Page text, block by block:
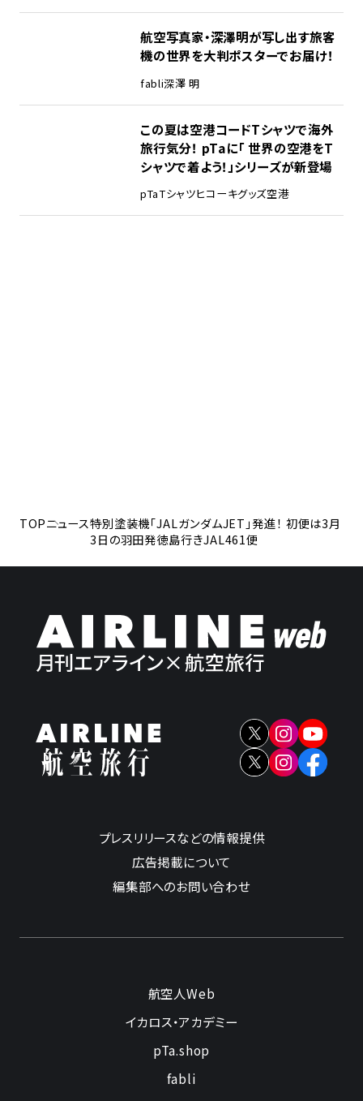
航空写真家・深澤明が写し出す旅客
機の世界を大判ポスターでお届け！
fabli深澤 明
この夏は空港コードTシャツで海外
旅行気分！ pTaに「 世界の空港をT
シャツで着よう！」シリーズが新登場
pTaTシャツヒコーキグッズ空港
TOPニュース特別塗装機「JALガンダムJET」発進！ 初便は3月
3日の羽田発徳島行きJAL461便
プレスリリースなどの情報提供
広告掲載について
編集部へのお問い合わせ
航空人Web
イカロス・アカデミー
pTa.shop
fabli